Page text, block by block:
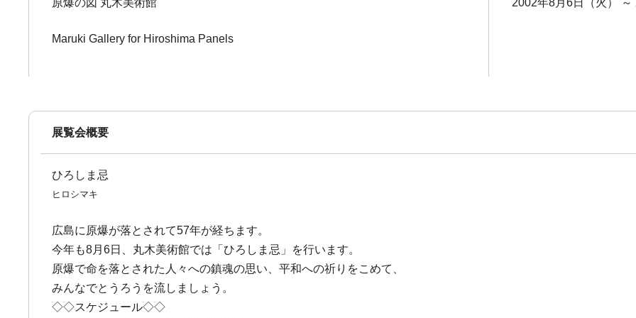
原爆の図 丸木美術館
Maruki Gallery for Hiroshima Panels
2002年8月6日（火） ～
展覧会概要
ひろしま忌
ヒロシマキ
広島に原爆が落とされて57年が経ちます。
今年も8月6日、丸木美術館では「ひろしま忌」を行います。
原爆で命を落とされた人々への鎮魂の思い、平和への祈りをこめて、
みんなでとうろうを流しましょう。
◇◇スケジュール◇◇